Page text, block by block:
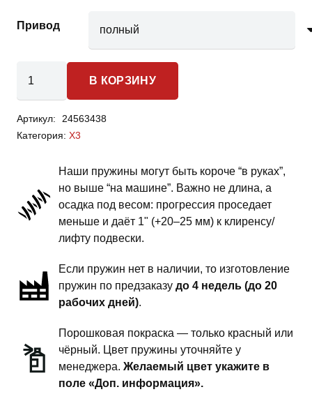
Привод
товара
X3-
пружины
подвески
1
В КОРЗИНУ
Артикул:
24563438
Категория: X3
Наши пружины могут быть короче “в руках”,
но выше “на машине”. Важно не длина, а
осадка под весом: прогрессия проседает
меньше и даёт 1" (+20–25 мм) к клиренсу/
лифту подвески.
Если пружин нет в наличии, то изготовление
пружин по предзаказу до 4 недель (до 20
рабочих дней).
Порошковая покраска — только красный или
чёрный. Цвет пружины уточняйте у
менеджера. Желаемый цвет укажите в
поле «Доп. информация».